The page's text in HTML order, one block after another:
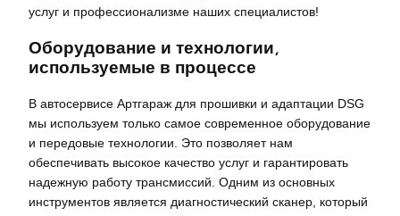
услуг и профессионализме наших специалистов!
Оборудование и технологии,
используемые в процессе
В автосервисе Артгараж для прошивки и адаптации DSG
мы используем только самое современное оборудование
и передовые технологии. Это позволяет нам
обеспечивать высокое качество услуг и гарантировать
надежную работу трансмиссий. Одним из основных
инструментов является диагностический сканер, который